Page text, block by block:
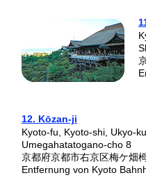
12. Kōzan-ji
Kyoto-fu, Kyoto-shi, Ukyo-
Umegahatatogano-cho 8
京都府京都市右京区梅ケ畑
Entfernung von Kyoto